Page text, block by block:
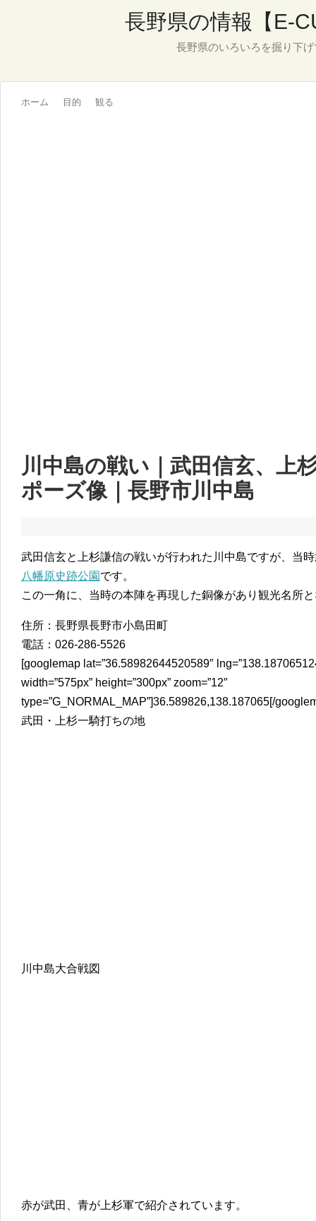
長野県の情報【E-
長野県のいろいろを掘り下
ホーム 目的 観る
川中島の戦い｜武田信玄、上
ポーズ像｜長野市川中島
武田信玄と上杉謙信の戦いが行われた川中島ですが、当
八幡原史跡公園 です。
この一角に、当時の本陣を再現した銅像があり観光名所
住所：長野県長野市小島田町
電話：026-286-5526
[googlemap lat=”36.58982644520589″
width=”575px” height=”300px” zoom=”12″
type=”G_NORMAL_MAP”]36.589826,138.187065[/
武田・上杉一騎打ちの地
川中島大合戦図
赤が武田、青が上杉軍で紹介されています。